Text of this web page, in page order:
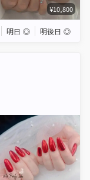
¥10,800
明日 ◎ 明後日 ◎